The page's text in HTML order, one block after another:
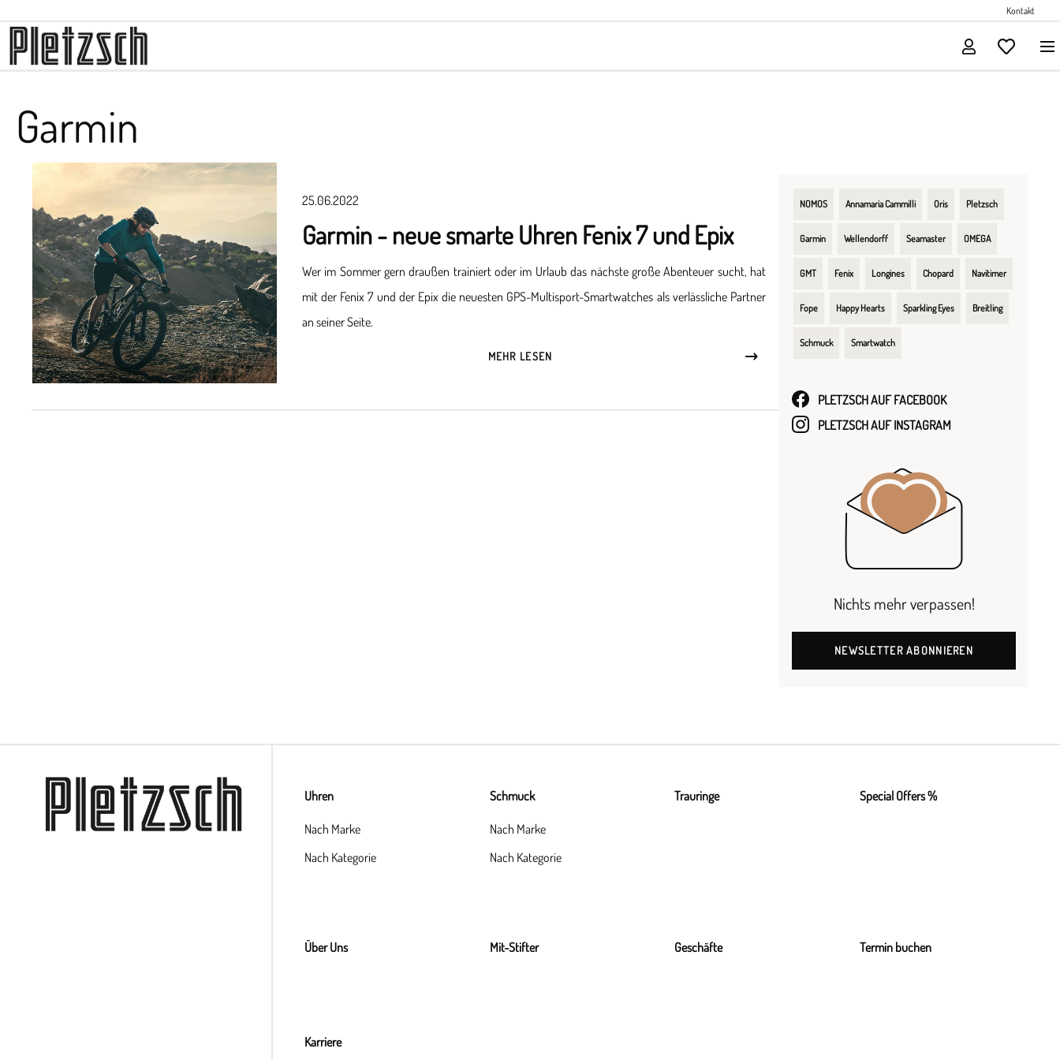
Kontakt
Maurice Lacroix
Gellner
Garmin
25.06.2022
Garmin - neue smarte Uhren Fenix 7 und Epix
Wer im Sommer gern draußen trainiert oder im Urlaub das nächste große Abenteuer sucht, hat
mit der Fenix 7 und der Epix die neuesten GPS-Multisport-Smartwatches als verlässliche Partner
an seiner Seite.
MEHR LESEN
NOMOS Annamaria Cammilli Oris Pletzsch
Garmin Wellendorff Seamaster OMEGA
GMT Fenix Longines Chopard Navitimer
Fope Happy Hearts Sparkling Eyes Breitling
Schmuck Smartwatch
PLETZSCH AUF FACEBOOK
PLETZSCH AUF INSTAGRAM
Nichts mehr verpassen!
NEWSLETTER ABONNIEREN
Uhren
Nach Marke
Nach Kategorie
Schmuck
Nach Marke
Nach Kategorie
Trauringe Special Offers %
Über Uns Mit-Stifter Geschäfte Termin buchen
Karriere